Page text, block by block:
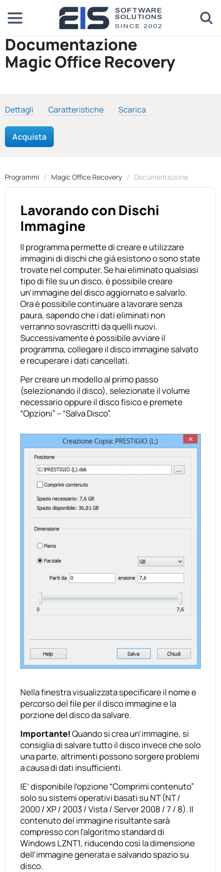
Documentazione
Magic Office Recovery
Dettagli Caratteristiche Scarica
Acquista
Programmi Magic Office Recovery Documentazione
Lavorando con Dischi
Immagine
Il programma permette di creare e utilizzare
immagini di dischi che già esistono o sono state
trovate nel computer. Se hai eliminato qualsiasi
tipo di file su un disco, è possibile creare
un’immagine del disco aggiornato e salvarlo.
Ora è possibile continuare a lavorare senza
paura, sapendo che i dati eliminati non
verranno sovrascritti da quelli nuovi.
Successivamente è possibile avviare il
programma, collegare il disco immagine salvato
e recuperare i dati cancellati.
Per creare un modello al primo passo
(selezionando il disco), selezionate il volume
necessario oppure il disco fisico e premete
“Opzioni” – “Salva Disco”.
Nella finestra visualizzata specificare il nome e
percorso del file per il disco immagine e la
porzione del disco da salvare.
Importante!Quando si crea un’immagine, si
consiglia di salvare tutto il disco invece che solo
una parte, altrimenti possono sorgere problemi
a causa di dati insufficienti.
IE’ disponibile l’opzione “Comprimi contenuto”
solo su sistemi operativi basati su NT (NT /
2000 / XP / 2003 / Vista / Server 2008 / 7 / 8). Il
contenuto del immagine risultante sarà
compresso con l’algoritmo standard di
Windows LZNT1, riducendo così la dimensione
dell’immagine generata e salvando spazio su
disco.